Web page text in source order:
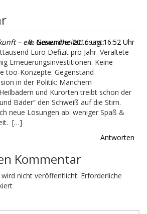
– ein Gesundheitst... sagt:
8. November 2016 um 16:52 Uhr
Euro Defizit pro Jahr. Veraltete
Erneuerungsinvestitionen. Keine
too-Konzepte. Gegenstand
in der Politik: Manchem
und Kurorten treibt schon der
Bäder“ den Schweiß auf die Stirn.
neue Lösungen ab: weniger Spaß &
[…]
Antworten
Kommentar
nicht veröffentlicht. Erforderliche